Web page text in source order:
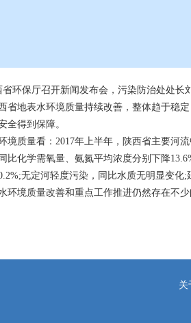
保厅召开新闻发布会，污染防治处处长
地表水环境质量持续改善，整体趋于稳定
全得到保障。
质量看：2017年上半年，陕西省主要河流
比化学需氧量、氨氮平均浓度分别下降
无定河轻度污染，同比水质无明显变化;
境质量改善和重点工作推进仍然存在不少
关